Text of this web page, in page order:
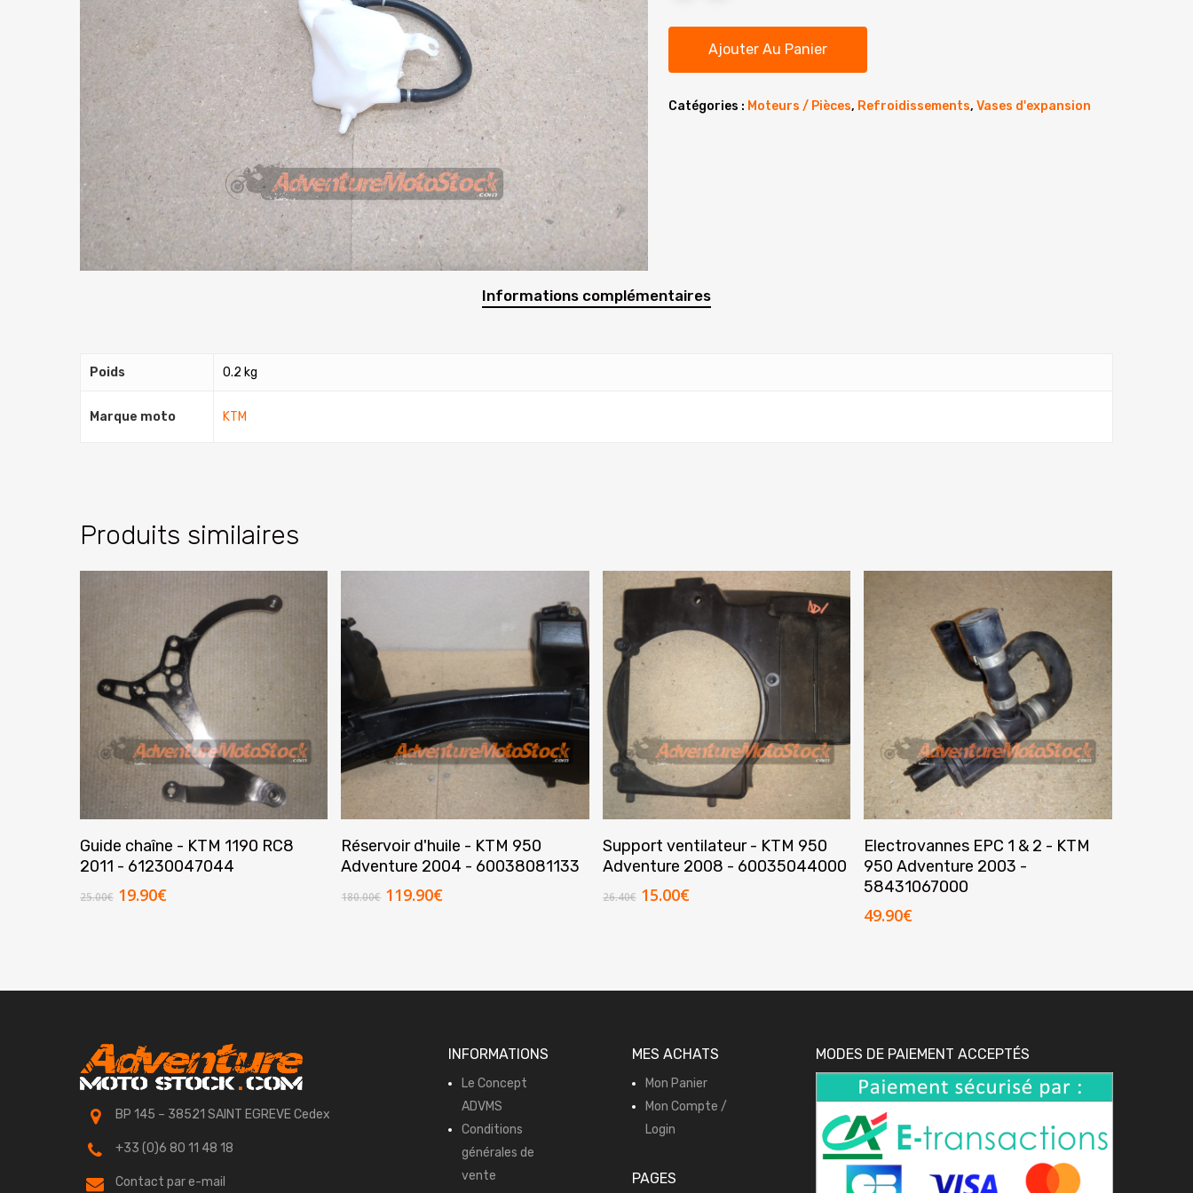
Ajouter Au Panier
Catégories : Moteurs / Pièces, Refroidissements,Vases d'expansion
Informations complémentaires
Poids 0.2 kg
Marque moto KTM
Produits similaires
Ajouter Au Panier
Guide chaîne - KTM 1190 RC8
2011 - 61230047044
25.00€ Le
19.90€Le
Ajouter Au Panier
Réservoir d'huile - KTM 950
Adventure 2004 - 60038081133
180.00€ Le
119.90€Le
Ajouter Au Panier
Support ventilateur - KTM 950
Adventure 2008 - 60035044000
26.40€ Le
15.00€Le
Ajouter Au Panier
Electrovannes EPC 1 & 2 - KTM
950 Adventure 2003 -
58431067000
49.90€
BP 145 – 38521 SAINT EGREVE Cedex
+33 (0)6 80 11 48 18
Contact par e-mail
INFORMATIONS
Le Concept
ADVMS
Conditions
générales de
vente
MES ACHATS
Mon Panier
Mon Compte /
Login
PAGES
MODES DE PAIEMENT ACCEPTÉS